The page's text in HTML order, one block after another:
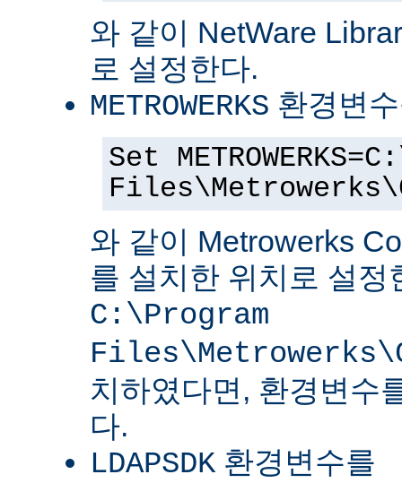
와 같이 NetWare
로 설정한다.
METROWERKS 환경변
Set
와 같이 Metrowerks
를 설치한 위치로 설정
C:\Program
치하였다면, 환경변수
다.
LDAPSDK 환경변수를